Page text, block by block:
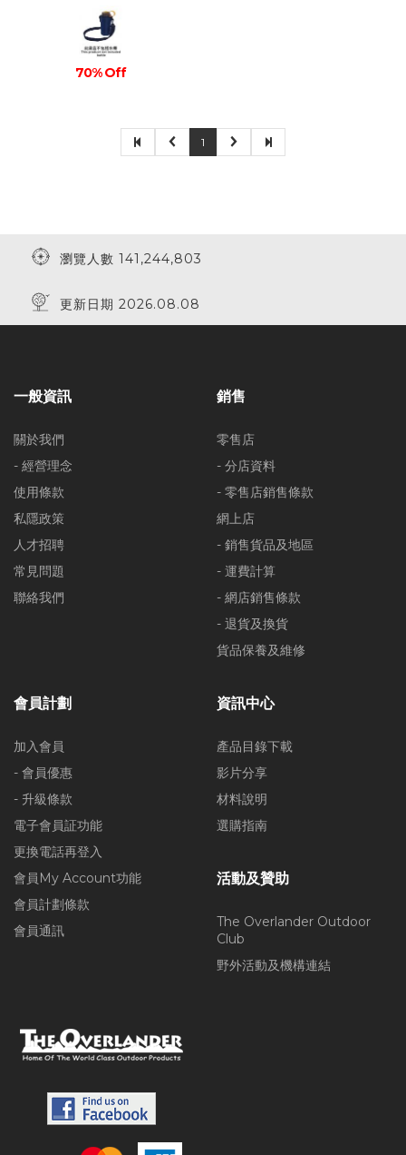
70% Off
1
瀏覽人數 141,244,803
更新日期 2026.08.08
一般資訊
關於我們
- 經營理念
使用條款
私隱政策
人才招聘
常見問題
聯絡我們
銷售
零售店
- 分店資料
- 零售店銷售條款
網上店
- 銷售貨品及地區
- 運費計算
- 網店銷售條款
- 退貨及換貨
貨品保養及維修
會員計劃
加入會員
- 會員優惠
- 升級條款
電子會員証功能
更換電話再登入
會員My Account功能
會員計劃條款
會員通訊
資訊中心
產品目錄下載
影片分享
材料說明
選購指南
活動及贊助
The Overlander Outdoor
Club
野外活動及機構連結